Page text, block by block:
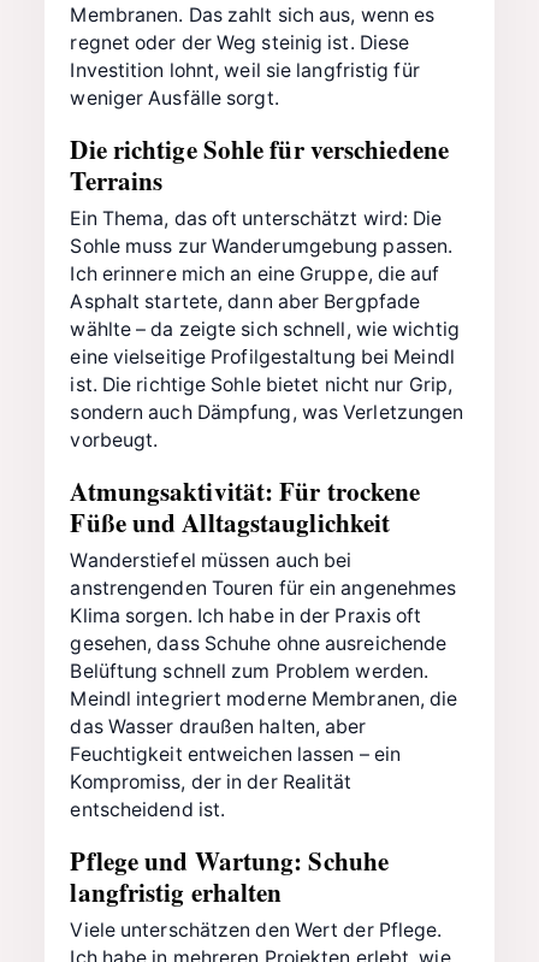
Membranen. Das zahlt sich aus, wenn es
regnet oder der Weg steinig ist. Diese
Investition lohnt, weil sie langfristig für
weniger Ausfälle sorgt.
Die richtige Sohle für verschiedene
Terrains
Ein Thema, das oft unterschätzt wird: Die
Sohle muss zur Wanderumgebung passen.
Ich erinnere mich an eine Gruppe, die auf
Asphalt startete, dann aber Bergpfade
wählte – da zeigte sich schnell, wie wichtig
eine vielseitige Profilgestaltung bei Meindl
ist. Die richtige Sohle bietet nicht nur Grip,
sondern auch Dämpfung, was Verletzungen
vorbeugt.
Atmungsaktivität: Für trockene
Füße und Alltagstauglichkeit
Wanderstiefel müssen auch bei
anstrengenden Touren für ein angenehmes
Klima sorgen. Ich habe in der Praxis oft
gesehen, dass Schuhe ohne ausreichende
Belüftung schnell zum Problem werden.
Meindl integriert moderne Membranen, die
das Wasser draußen halten, aber
Feuchtigkeit entweichen lassen – ein
Kompromiss, der in der Realität
entscheidend ist.
Pflege und Wartung: Schuhe
langfristig erhalten
Viele unterschätzen den Wert der Pflege.